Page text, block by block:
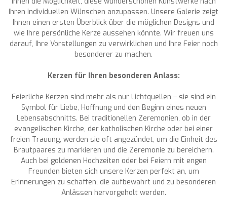
Ihren individuellen Wünschen anzupassen. Unsere Galerie zeigt
Ihnen einen ersten Überblick über die möglichen Designs und
wie Ihre persönliche Kerze aussehen könnte. Wir freuen uns
darauf, Ihre Vorstellungen zu verwirklichen und Ihre Feier noch
besonderer zu machen.
Kerzen für Ihren besonderen Anlass:
Feierliche Kerzen sind mehr als nur Lichtquellen – sie sind ein
Symbol für Liebe, Hoffnung und den Beginn eines neuen
Lebensabschnitts. Bei traditionellen Zeremonien, ob in der
evangelischen Kirche, der katholischen Kirche oder bei einer
freien Trauung, werden sie oft angezündet, um die Einheit des
Brautpaares zu markieren und die Zeremonie zu bereichern.
Auch bei goldenen Hochzeiten oder bei Feiern mit engen
Freunden bieten sich unsere Kerzen perfekt an, um
Erinnerungen zu schaffen, die aufbewahrt und zu besonderen
Anlässen hervorgeholt werden.